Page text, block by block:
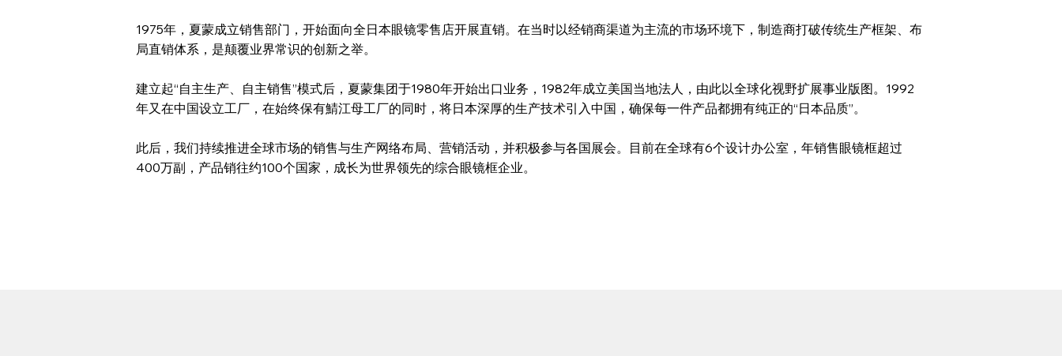
1975年，夏蒙成立销售部门，开始面向全日本眼镜零售店开展直销。在当时以经销商渠道为主流的市场环境下，制造商打破传统生产框架、布
局直销体系，是颠覆业界常识的创新之举。
建立起“自主生产、自主销售”模式后，夏蒙集团于1980年开始出口业务，1982年成立美国当地法人，由此以全球化视野扩展事业版图。1992
年又在中国设立工厂，在始终保有鯖江母工厂的同时，将日本深厚的生产技术引入中国，确保每一件产品都拥有纯正的“日本品质”。
此后，我们持续推进全球市场的销售与生产网络布局、营销活动，并积极参与各国展会。目前在全球有6个设计办公室，年销售眼镜框超过
400万副，产品销往约100个国家，成长为世界领先的综合眼镜框企业。